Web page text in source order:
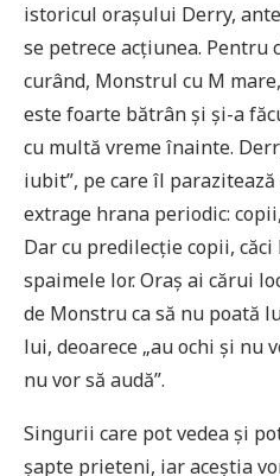
istoricul orașului Derry,
se petrece acțiunea. Pentru
curând, Monstrul cu M
este foarte bătrân și și-a
cu multă vreme înainte.
iubit”, pe care îl
extrage hrana periodic:
Dar cu predilecție copii,
spaimele lor. Oraș ai cărui
de Monstru ca să nu poată
lui, deoarece „au ochi și nu
nu vor să audă”.
Singurii care pot vedea și
șapte prieteni, iar aceștia